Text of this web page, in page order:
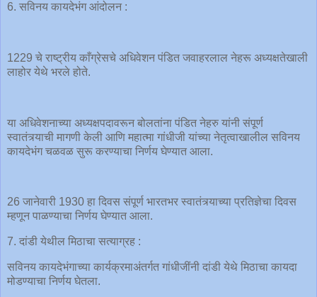
6. सविनय कायदेभंग आंदोलन :
1229 चे राष्ट्रीय काँग्रेसचे अधिवेशन पंडित जवाहरलाल नेहरू अध्यक्षतेखाली
लाहोर येथे भरले होते.
या अधिवेशनाच्या अध्यक्षपदावरून बोलतांना पंडित नेहरु यांनी संपूर्ण
स्वातंत्र्याची मागणी केली आणि महात्मा गांधीजी यांच्या नेतृत्वाखालील सविनय
कायदेभंग चळवळ सुरू करण्याचा निर्णय घेण्यात आला.
26 जानेवारी 1930 हा दिवस संपूर्ण भारतभर स्वातंत्र्याच्या प्रतिज्ञेचा दिवस
म्हणून पाळण्याचा निर्णय घेण्यात आला.
7. दांडी येथील मिठाचा सत्याग्रह :
सविनय कायदेभंगाच्या कार्यक्रमाअंतर्गत गांधीजींनी दांडी येथे मिठाचा कायदा
मोडण्याचा निर्णय घेतला.